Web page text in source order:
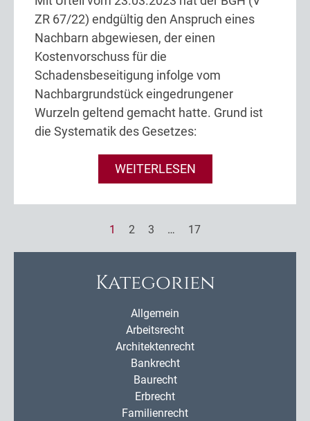
ZR 67/22) endgültig den Anspruch eines
Nachbarn abgewiesen, der einen
Kostenvorschuss für die
Schadensbeseitigung infolge vom
Nachbargrundstück eingedrungener
Wurzeln geltend gemacht hatte. Grund ist
die Systematik des Gesetzes:
WEITERLESEN
1 2 3 … 17
Kategorien
Allgemein
Arbeitsrecht
Architektenrecht
Bankrecht
Baurecht
Erbrecht
Familienrecht